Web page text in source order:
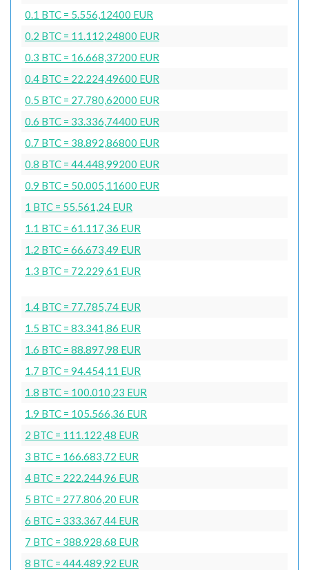
0.1 BTC = 5.556,12400 EUR
0.2 BTC = 11.112,24800 EUR
0.3 BTC = 16.668,37200 EUR
0.4 BTC = 22.224,49600 EUR
0.5 BTC = 27.780,62000 EUR
0.6 BTC = 33.336,74400 EUR
0.7 BTC = 38.892,86800 EUR
0.8 BTC = 44.448,99200 EUR
0.9 BTC = 50.005,11600 EUR
1 BTC = 55.561,24 EUR
1.1 BTC = 61.117,36 EUR
1.2 BTC = 66.673,49 EUR
1.3 BTC = 72.229,61 EUR
1.4 BTC = 77.785,74 EUR
1.5 BTC = 83.341,86 EUR
1.6 BTC = 88.897,98 EUR
1.7 BTC = 94.454,11 EUR
1.8 BTC = 100.010,23 EUR
1.9 BTC = 105.566,36 EUR
2 BTC = 111.122,48 EUR
3 BTC = 166.683,72 EUR
4 BTC = 222.244,96 EUR
5 BTC = 277.806,20 EUR
6 BTC = 333.367,44 EUR
7 BTC = 388.928,68 EUR
8 BTC = 444.489,92 EUR